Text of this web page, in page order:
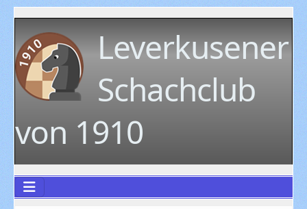
Leverkusener
Schachclub
von 1910